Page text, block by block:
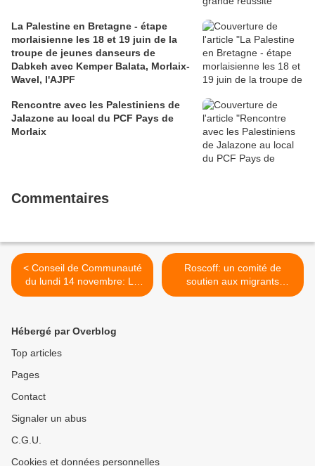
La Palestine en Bretagne - étape
morlaisienne les 18 et 19 juin de la
troupe de jeunes danseurs de
Dabkeh avec Kemper Balata, Morlaix-
Wavel, l'AJPF
Rencontre avec les Palestiniens de
Jalazone au local du PCF Pays de
Morlaix
Commentaires
< Conseil de Communauté
du lundi 14 novembre: La
communauté s'engage pour
novembre 2016)
Roscoff: un comité de
soutien aux migrants
manifestant contre
Hébergé par Overblog
Top articles
Pages
Contact
Signaler un abus
C.G.U.
Cookies et données personnelles